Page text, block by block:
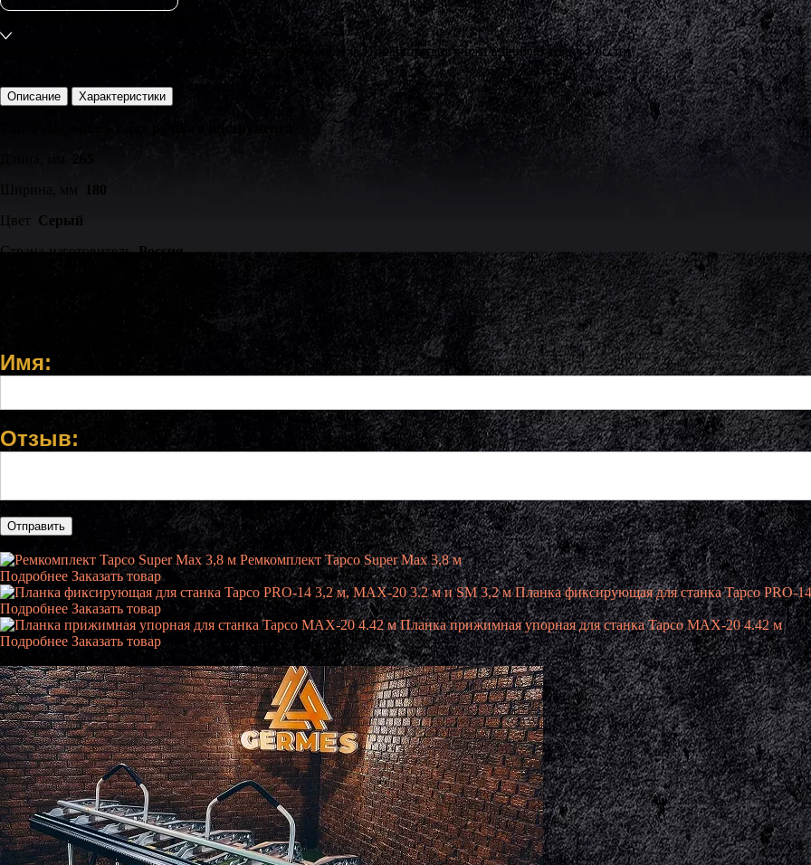
от 3 часов до 2 недель. Товар придет к вам в любую точку России!
Описание Характеристики
Ремкомплект для ручного инструмента
Цвет
Серый
Страна-изготовительРоссия
Имя:
Отзыв:
Ремкомплект Tapco Super Max 3,8 м
Подробнее Заказать товар
Планка фиксирующая для станка Tapco PRO-
Подробнее Заказать товар
Планка прижимная упорная для станка Tapco MAX-20 4.42 м
Подробнее Заказать товар
Рекомендуем